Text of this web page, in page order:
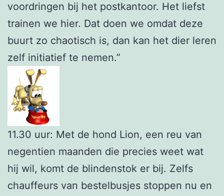
voordringen bij het postkantoor. Het liefst
trainen we hier. Dat doen we omdat deze
buurt zo chaotisch is, dan kan het dier leren
zelf initiatief te nemen.”
11.30 uur: Met de hond Lion, een reu van
negentien maanden die precies weet wat
hij wil, komt de blindenstok er bij. Zelfs
chauffeurs van bestelbusjes stoppen nu en